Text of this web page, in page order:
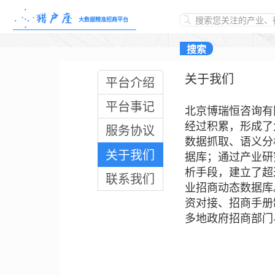
大数据精准招商平台
平台介绍
平台事记
服务协议
关于我们
联系我们
关于我们
北京博瑞恒咨询
经过积累，形成
数据抓取、语义
据库；通过产业
析手段，建立了
业招商动态数据
资对接、招商手
多地政府招商部